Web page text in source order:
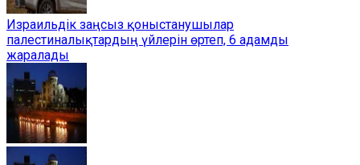
Израильдік заңсыз қоныстанушылар
палестиналықтардың үйлерін өртеп, 6 адамды
жаралады